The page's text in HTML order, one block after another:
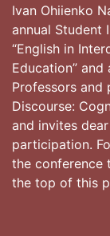
Ivan Ohiienko
annual Student
“English in
Education”
Professors and
Discourse:
and invites
participation.
the conference
the top of this